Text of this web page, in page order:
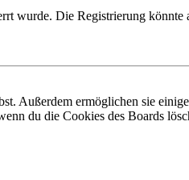
wurde. Die Registrierung könnte
Außerdem ermöglichen sie
du die Cookies des Boards